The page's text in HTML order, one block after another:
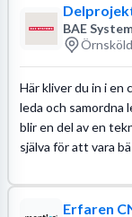
BAE
Här kliver du in i en
leda och samordna
blir en del av en
själva för att vara
Erfaren